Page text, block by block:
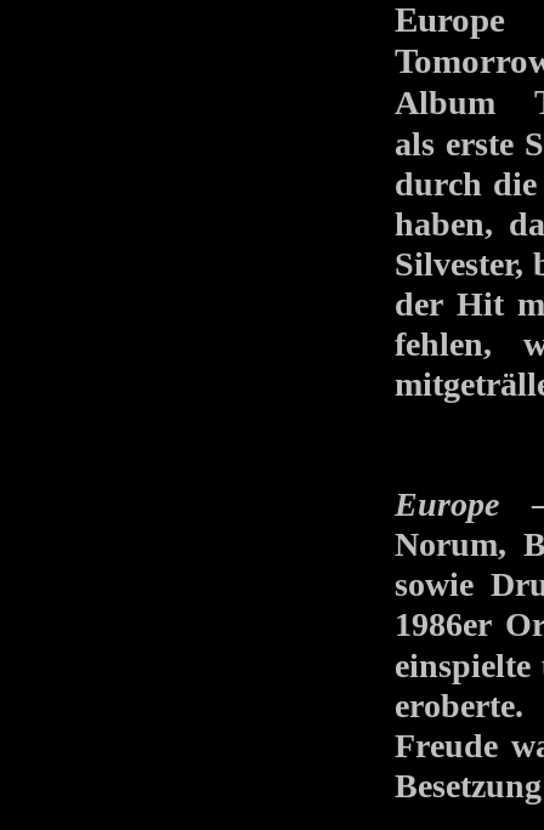
Europe
Album
als erste
durch die
haben,
Silvester,
der Hit
fehlen,
Europe –
Norum,
sowie
1986er
Freude